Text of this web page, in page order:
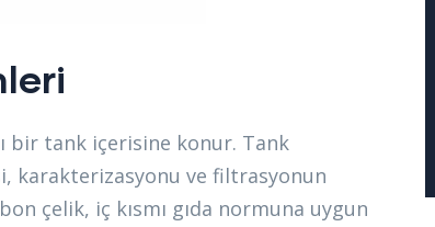
bir tank içerisine konur. Tank
karakterizasyonu ve filtrasyonun
çelik, iç kısmı gıda normuna uygun